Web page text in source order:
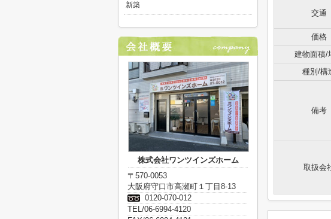
交通
価格
建物面積/
種別/構
備考
取扱会
新築
株式会社ワンツインズホーム
〒570-0053
大阪府守口市高瀬町１丁目8-13
0120-070-012
TEL/06-6994-4120